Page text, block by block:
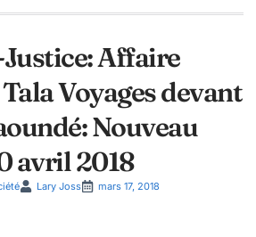
Affaire
Voyages devant
Nouveau
avril 2018
Lary Joss
mars 17, 2018